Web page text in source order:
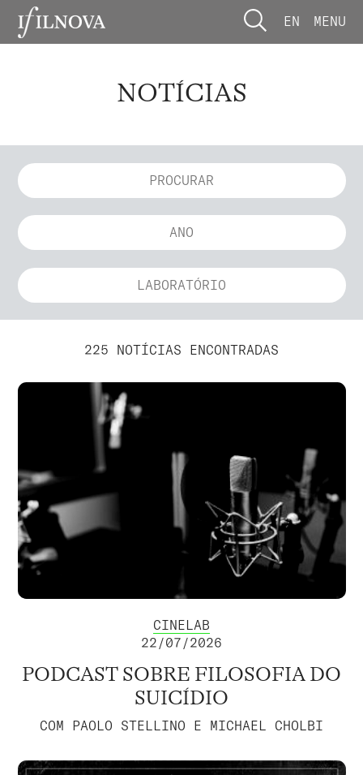
EN MENU
NOTÍCIAS
ANO
LABORATÓRIO
225 NOTÍCIAS ENCONTRADAS
CINELAB
22/07/2026
PODCAST SOBRE FILOSOFIA DO
SUICÍDIO
COM PAOLO STELLINO E MICHAEL CHOLBI